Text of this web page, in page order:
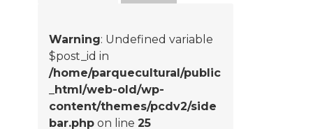
Warning: Undefined variable
$post_id in
/home/parquecultural/public
_html/web-old/wp-
content/themes/pcdv2/side
bar.php on line25